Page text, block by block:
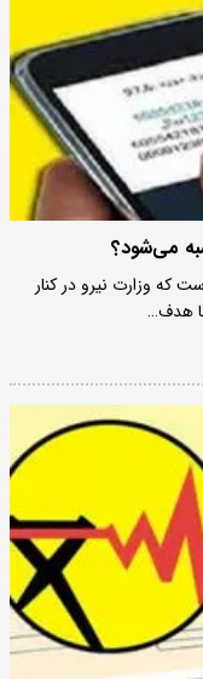
می‌شود؟
که وزارت نیرو در کنار
هدف…